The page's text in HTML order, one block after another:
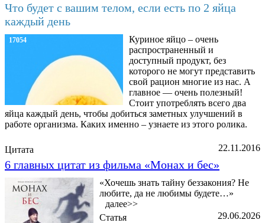
Что будет с вашим телом, если есть по 2 яйца
каждый день
17054
Куриное яйцо – очень
распространенный и
доступный продукт, без
которого не могут представить
свой рацион многие из нас. А
главное — очень полезный!
Стоит употреблять всего два
яйца каждый день, чтобы добиться заметных улучшений в
работе организма. Каких именно – узнаете из этого ролика.
22.11.2016
Цитата
6 главных цитат из фильма «Монах и бес»
«Хочешь знать тайну беззакония? Не
любите, да не любимы будете…»
далее>>
29.06.2026
Статья